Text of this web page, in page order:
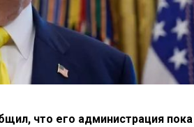
что его администрация пока